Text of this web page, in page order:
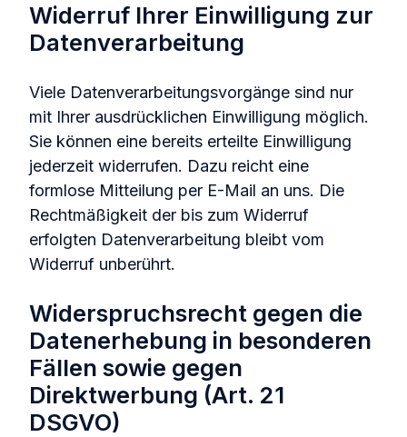
Widerruf Ihrer Einwilligung zur
Datenverarbeitung
Viele Datenverarbeitungsvorgänge sind nur
mit Ihrer ausdrücklichen Einwilligung möglich.
Sie können eine bereits erteilte Einwilligung
jederzeit widerrufen. Dazu reicht eine
formlose Mitteilung per E-Mail an uns. Die
Rechtmäßigkeit der bis zum Widerruf
erfolgten Datenverarbeitung bleibt vom
Widerruf unberührt.
Widerspruchsrecht gegen die
Datenerhebung in besonderen
Fällen sowie gegen
Direktwerbung (Art. 21
DSGVO)